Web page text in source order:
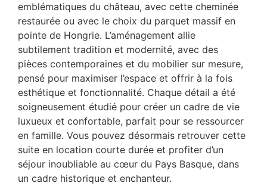
emblématiques du château, avec cette cheminée
restaurée ou avec le choix du parquet massif en
pointe de Hongrie. L’aménagement allie
subtilement tradition et modernité, avec des
pièces contemporaines et du mobilier sur mesure,
pensé pour maximiser l’espace et offrir à la fois
esthétique et fonctionnalité. Chaque détail a été
soigneusement étudié pour créer un cadre de vie
luxueux et confortable, parfait pour se ressourcer
en famille. Vous pouvez désormais retrouver cette
suite en location courte durée et profiter d’un
séjour inoubliable au cœur du Pays Basque, dans
un cadre historique et enchanteur.